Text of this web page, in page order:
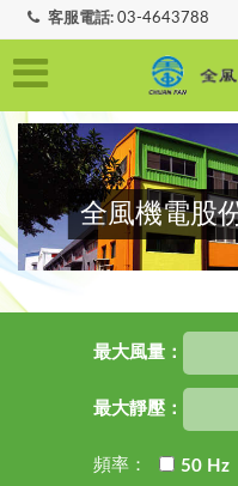
客服電話: 03-4643788
全風機電股
全風機電股
全風機電股
最大風量：
最大靜壓：
頻率： 50 Hz